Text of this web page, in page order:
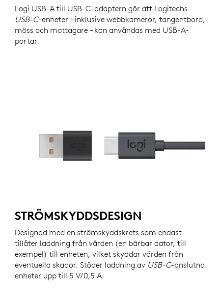
Logi USB-A till USB-C-adaptern gör att Logitechs
USB-C-enheter – inklusive webbkameror, tangentbord,
möss och mottagare – kan användas med USB-A-
portar.
STRÖMSKYDDSDESIGN
Designad med en strömskyddskrets som endast
tillåter laddning från värden (en bärbar dator, till
exempel) till enheten, vilket skyddar värden från
eventuella skador. Stöder laddning av USB-C-anslutna
enheter upp till 5 V/0,5 A.